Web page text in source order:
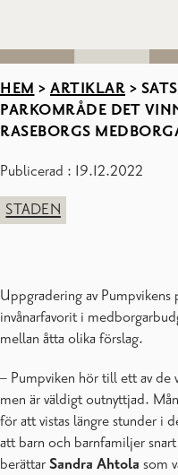
HEM > ARTIKLAR >
PARKOMRÅDE DET
RASEBORGS
Publicerad : 19.12.2022
STADEN
Uppgradering av
invånarfavorit i
mellan åtta olika förslag.
– Pumpviken hör till ett av de
men är väldigt outnyttjad.
för att vistas längre stunder i
att barn och barnfamiljer
berättar Sandra Ahtola som